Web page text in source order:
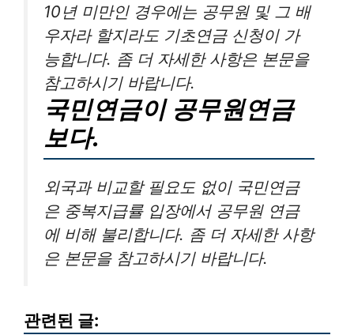
10년 미만인 경우에는 공무원 및 그 배
우자라 할지라도 기초연금 신청이 가
능합니다. 좀 더 자세한 사항은 본문을
참고하시기 바랍니다.
국민연금이 공무원연금
보다.
외국과 비교할 필요도 없이 국민연금
은 중복지급률 입장에서 공무원 연금
에 비해 불리합니다. 좀 더 자세한 사항
은 본문을 참고하시기 바랍니다.
관련된 글: